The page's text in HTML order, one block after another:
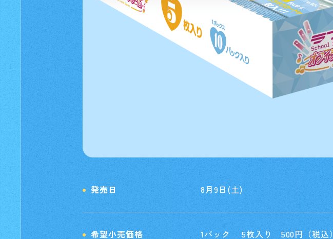
発売日 8月9日(土)
希望小売価格
1パック 5枚入り 500円（税込）